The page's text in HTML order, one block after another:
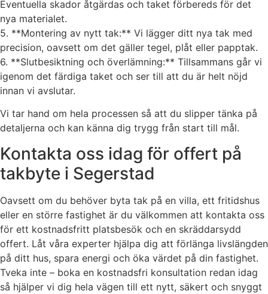
Eventuella skador åtgärdas och taket förbereds för det
nya materialet.
5. **Montering av nytt tak:** Vi lägger ditt nya tak med
precision, oavsett om det gäller tegel, plåt eller papptak.
6. **Slutbesiktning och överlämning:** Tillsammans går vi
igenom det färdiga taket och ser till att du är helt nöjd
innan vi avslutar.
Vi tar hand om hela processen så att du slipper tänka på
detaljerna och kan känna dig trygg från start till mål.
Kontakta oss idag för offert på
takbyte i Segerstad
Oavsett om du behöver byta tak på en villa, ett fritidshus
eller en större fastighet är du välkommen att kontakta oss
för ett kostnadsfritt platsbesök och en skräddarsydd
offert. Låt våra experter hjälpa dig att förlänga livslängden
på ditt hus, spara energi och öka värdet på din fastighet.
Tveka inte – boka en kostnadsfri konsultation redan idag
så hjälper vi dig hela vägen till ett nytt, säkert och snyggt